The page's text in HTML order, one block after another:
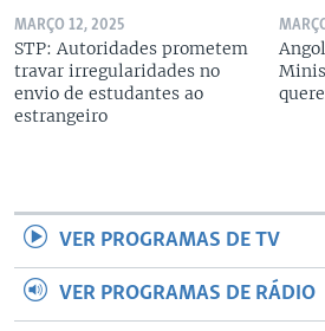
MARÇO 12, 2025
STP: Autoridades prometem
travar irregularidades no
envio de estudantes ao
estrangeiro
VER PROGRAMAS DE TV
VER PROGRAMAS DE RÁDIO